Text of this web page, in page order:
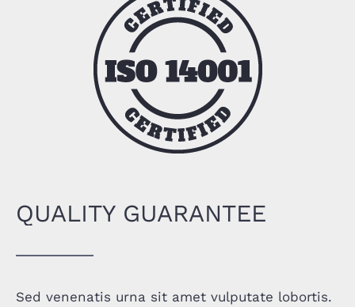
QUALITY GUARANTEE
Sed venenatis urna sit amet vulputate lobortis.